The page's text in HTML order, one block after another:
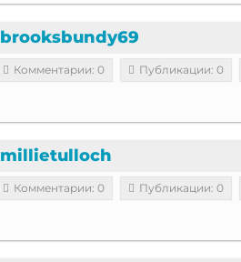
brooksbundy69
Комментарии: 0 Публикации: 0
millietulloch
Комментарии: 0 Публикации: 0